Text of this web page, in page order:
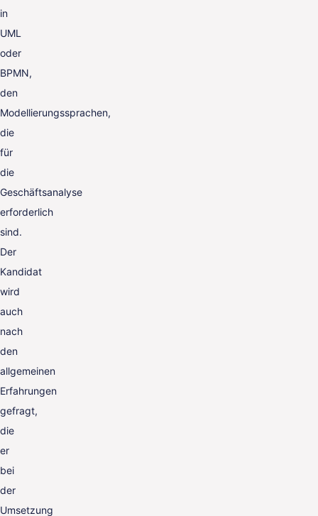
in
UML
oder
BPMN,
den
Modellierungssprachen,
die
für
die
Geschäftsanalyse
erforderlich
sind.
Der
Kandidat
wird
auch
nach
den
allgemeinen
Erfahrungen
gefragt,
die
er
bei
der
Umsetzung